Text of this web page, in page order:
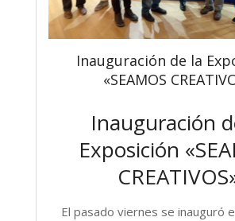
Inauguración de la
«SEAMOS
Inauguración
Exposición
El pasado viernes se inauguró